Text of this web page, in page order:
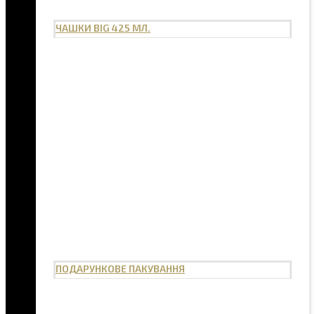
ЧАШКИ BIG 425 МЛ.
ПОДАРУНКОВЕ ПАКУВАННЯ